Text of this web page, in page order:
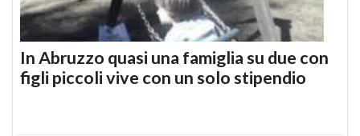
In Abruzzo quasi una famiglia su due con
figli piccoli vive con un solo stipendio